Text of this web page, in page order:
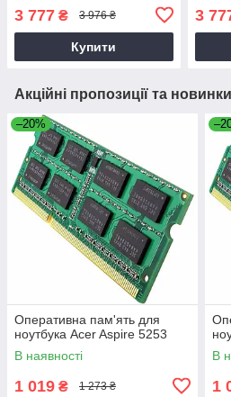
3 777 ₴ 3 976 ₴
Купити
3
Акційні пропозиції та новинки
–20%
Оперативна пам'ять для
ноутбука Acer Aspire 5253
В наявності
1 019 ₴ 1 273 ₴
В
1